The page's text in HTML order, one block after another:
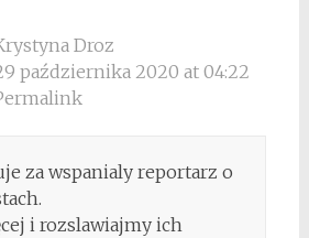
Droz
października 2020 at 04:22
za wspanialy reportarz o
i rozslawiajmy ich